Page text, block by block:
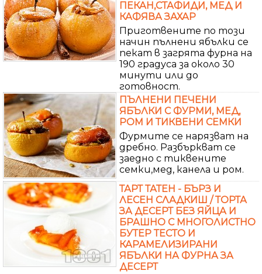
ПЕКАН,СТАФИДИ, МЕД И
КАФЯВА ЗАХАР
Приготвените по този
начин пълнени ябълки се
пекат в загрята фурна на
190 градуса за около 30
минути или до
готовност.
ПЪЛНЕНИ ПЕЧЕНИ
ЯБЪЛКИ С ФУРМИ, МЕД,
РОМ И ТИКВЕНИ СЕМКИ
Фурмите се нарязват на
дребно. Разбъркват се
заедно с тиквените
семки,мед, канела и ром.
ТАРТ ТАТЕН - БЪРЗ И
ЛЕСЕН СЛАДКИШ / ТОРТА
ЗА ДЕСЕРТ БЕЗ ЯЙЦА И
БРАШНО С МНОГОЛИСТНО
БУТЕР ТЕСТО И
КАРАМЕЛИЗИРАНИ
ЯБЪЛКИ НА ФУРНА ЗА
ДЕСЕРТ